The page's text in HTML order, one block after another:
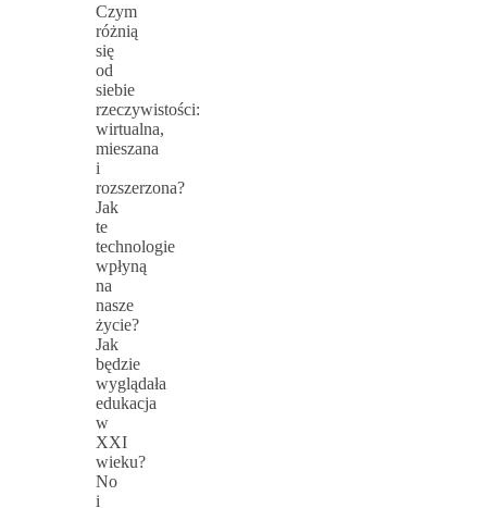
Czym
różnią
się
od
siebie
rzeczywistości:
wirtualna,
mieszana
i
rozszerzona?
Jak
te
technologie
wpłyną
na
nasze
życie?
Jak
będzie
wyglądała
edukacja
w
XXI
wieku?
No
i